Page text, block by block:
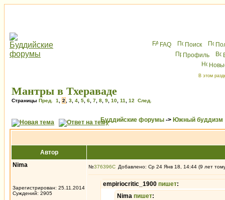
FAQ Поиск
Профиль
В этом
Мантры в Тхераваде
Страницы Пред. 1 2 3 4 5 6 7 8 9 10 11 12 След.
Буддийские форумы -> Южный буддизм
Автор
Nima
Зарегистрирован: 25.11.2014
Суждений: 2905
№376396 Добавлено: Ср 24 Янв 18, 14:44 (9 лет
empiriocritic_1900 пишет:
Nima пишет: